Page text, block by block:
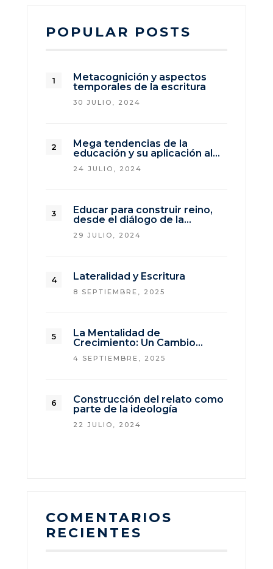
POPULAR POSTS
Metacognición y aspectos
temporales de la escritura
30 JULIO, 2024
Mega tendencias de la
educación y su aplicación al…
24 JULIO, 2024
Educar para construir reino,
desde el diálogo de la…
29 JULIO, 2024
Lateralidad y Escritura
8 SEPTIEMBRE, 2025
La Mentalidad de
Crecimiento: Un Cambio…
4 SEPTIEMBRE, 2025
Construcción del relato como
parte de la ideología
22 JULIO, 2024
COMENTARIOS
RECIENTES